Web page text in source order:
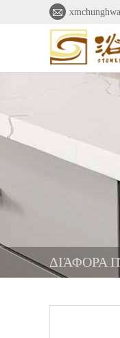

ΔΙΆΦΟΡΑ